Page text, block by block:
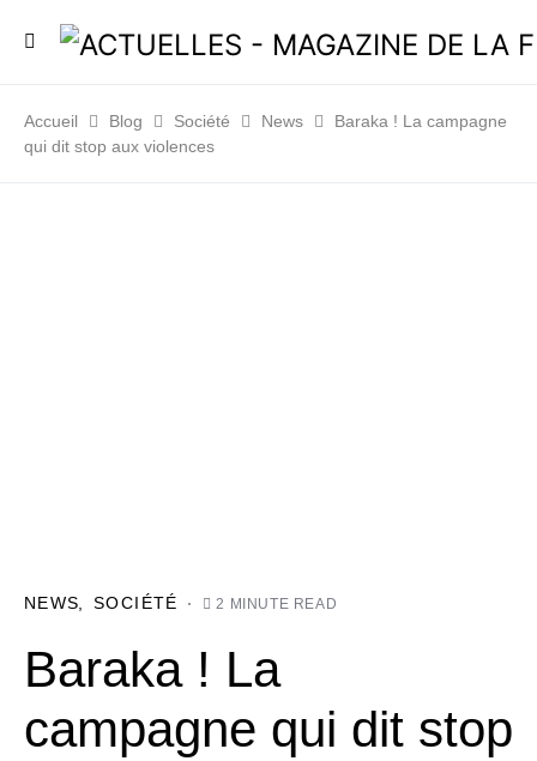
Accueil Blog Société News
Baraka ! La campagne
qui dit stop aux violences
NEWS SOCIÉTÉ 2 MINUTE READ
Baraka ! La
campagne qui dit stop